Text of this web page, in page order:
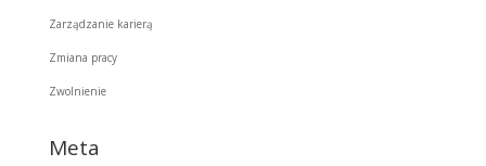
Zarządzanie karierą
Zmiana pracy
Zwolnienie
Meta